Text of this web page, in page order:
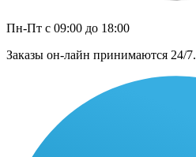
Пн-Пт с 09:00 до 18:00
Заказы он-лайн принимаются 24/7.